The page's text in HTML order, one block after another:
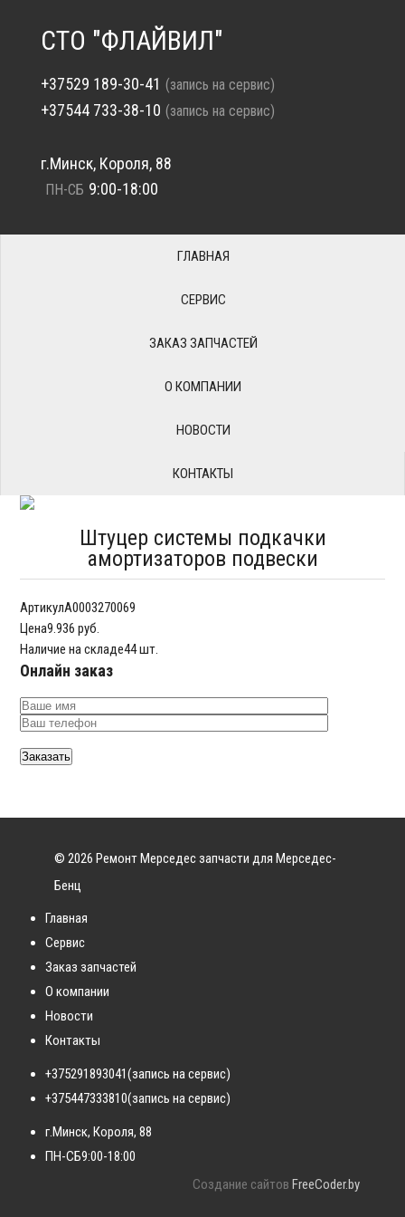
СТО "ФЛАЙВИЛ"
+37529 189-30-41 (запись на сервис)
+37544 733-38-10 (запись на сервис)
г.Минск, Короля, 88
ПН-СБ 9:00-18:00
ГЛАВНАЯ
СЕРВИС
ЗАКАЗ ЗАПЧАСТЕЙ
О КОМПАНИИ
НОВОСТИ
КОНТАКТЫ
Штуцер системы подкачки
амортизаторов подвески
АртикулA0003270069
Цена9.936 руб.
Наличие на складе44 шт.
Онлайн заказ
© 2026 Ремонт Мерседес запчасти для Мерседес-
Бенц
Главная
Сервис
Заказ запчастей
О компании
Новости
Контакты
+375291893041(запись на сервис)
+375447333810(запись на сервис)
г.Минск, Короля, 88
ПН-СБ9:00-18:00
Создание сайтов FreeCoder.by